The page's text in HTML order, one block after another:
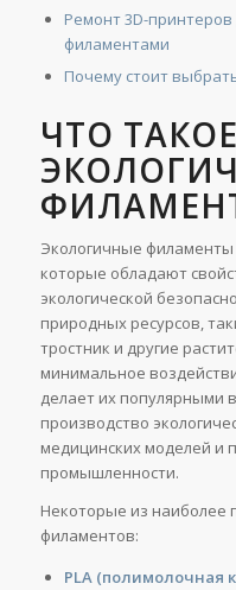
Ремонт 3D-
филаментами
Почему стоит
ЧТО ТАКОЕ
Экологичные
которые обладают
экологической
природных ресурсов,
тростник и другие
минимальное
делает их популярными
производство
медицинских моделей и
промышленности.
Некоторые из наиболее
филаментов:
PLA (полимолочная